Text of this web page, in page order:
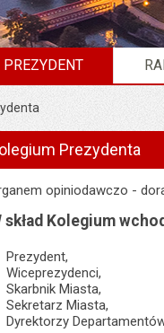
PREZYDENT
Prezydenta
opiniodawczo -
skład Kolegium
Prezydent,
Wiceprezydenci,
Skarbnik Miasta,
Sekretarz Miasta,
Dyrektorzy